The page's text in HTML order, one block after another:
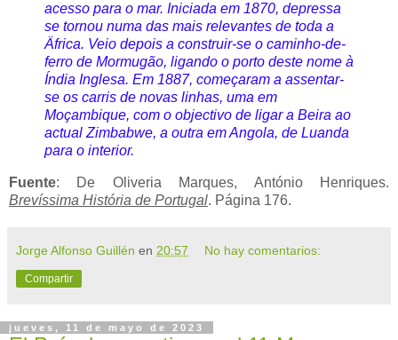
acesso para o mar. Iniciada em 1870, depressa
se tornou numa das mais relevantes de toda a
Äfrica. Veio depois a construir-se o caminho-de-
ferro de Mormugão, ligando o porto deste nome à
Índia Inglesa. Em 1887, começaram a assentar-
se os carris de novas linhas, uma em
Moçambique, com o objectivo de ligar a Beira ao
actual Zimbabwe, a outra em Angola, de Luanda
para o interior.
Fuente: De Oliveria Marques, António Henriques.
Brevíssima História de Portugal. Página 176.
Jorge Alfonso Guillén en 20:57 No hay comentarios:
Compartir
jueves, 11 de mayo de 2023